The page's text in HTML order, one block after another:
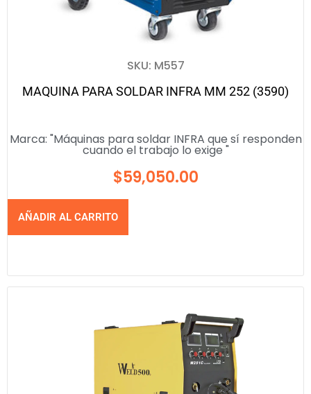
SKU: M557
MAQUINA PARA SOLDAR INFRA MM 252 (3590)
Marca: "Máquinas para soldar INFRA que sí responden
cuando el trabajo lo exige "
$59,050.00
AÑADIR AL CARRITO